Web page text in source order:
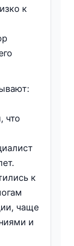
к
что
к
чаще
и